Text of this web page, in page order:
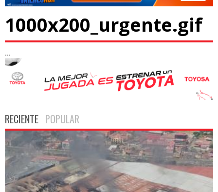
1000x200_urgente.gif
...
RECIENTE POPULAR